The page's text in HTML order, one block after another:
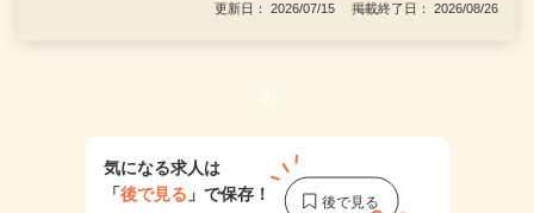
更新日： 2026/07/15 掲載終了日： 2026/08/26
1
気になる求人は
「後で見る 」で保存！